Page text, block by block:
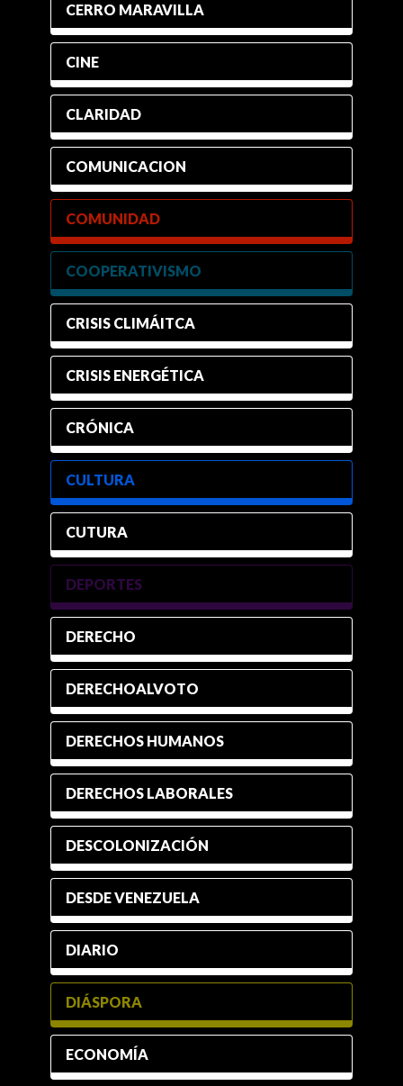
CERRO MARAVILLA
CINE
CLARIDAD
COMUNICACION
COMUNIDAD
COOPERATIVISMO
CRISIS CLIMÁITCA
CRISIS ENERGÉTICA
CRÓNICA
CULTURA
CUTURA
DEPORTES
DERECHO
DERECHOALVOTO
DERECHOS HUMANOS
DERECHOS LABORALES
DESCOLONIZACIÓN
DESDE VENEZUELA
DIARIO
DIÁSPORA
ECONOMÍA